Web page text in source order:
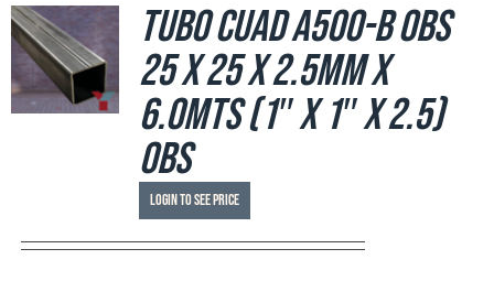
Tubo Cuad A500-B OBS
25 x 25 x 2.5mm x
6.0mts (1″ x 1″ x 2.5)
OBS
Login to see price